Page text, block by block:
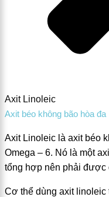
Axit Linoleic
Axit béo không bão hòa đa
Axit Linoleic là axit béo
Omega – 6. Nó là một
tổng hợp nên phải được
Cơ thể dùng axit linoleic